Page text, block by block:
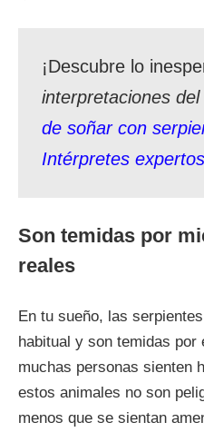
¡Descubre lo
interpretaciones del
de soñar con
Intérpretes expertos
Son temidas por
reales
En tu sueño, las
habitual y son temidas por
muchas personas sienten
estos animales no son
menos que se sientan